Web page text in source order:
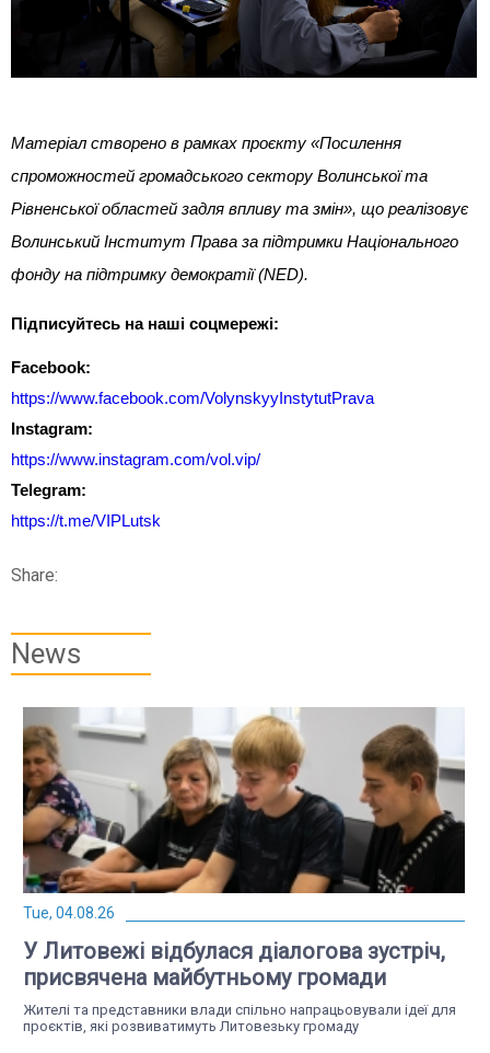
Матеріал створено в рамках проєкту «Посилення
спроможностей громадського сектору Волинської та
Рівненської областей задля впливу та змін», що реалізовує
Волинський Інститут Права за підтримки Національного
фонду на підтримку демократії (NED).
Підписуйтесь на наші соцмережі:
Facebook:
https://www.facebook.com/VolynskyyInstytutPrava
Instagram:
https://www.instagram.com/vol.vip/
Telegram:
https://t.me/VIPLutsk
Share:
News
Tue, 04.08.26
У Литовежі відбулася діалогова зустріч,
присвячена майбутньому громади
Жителі та представники влади спільно напрацьовували ідеї для
проєктів, які розвиватимуть Литовезьку громаду